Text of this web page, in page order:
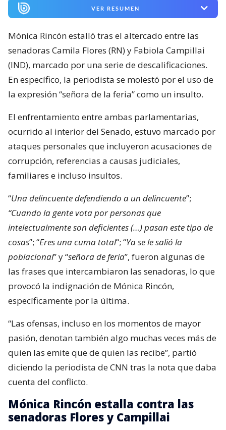
VER RESUMEN
Mónica Rincón estalló tras el altercado entre las
senadoras Camila Flores (RN) y Fabiola Campillai
(IND), marcado por una serie de descalificaciones.
En específico, la periodista se molestó por el uso de
la expresión “señora de la feria” como un insulto.
El enfrentamiento entre ambas parlamentarias,
ocurrido al interior del Senado, estuvo marcado por
ataques personales que incluyeron acusaciones de
corrupción, referencias a causas judiciales,
familiares e incluso insultos.
“Una delincuente defendiendo a un delincuente”;
“Cuando la gente vota por personas que
intelectualmente son deficientes (…) pasan este tipo de
cosas”; “Eres una cuma total“; “Ya se le salió la
poblacional” y “señora de feria”, fueron algunas de
las frases que intercambiaron las senadoras, lo que
provocó la indignación de Mónica Rincón,
específicamente por la última.
“Las ofensas, incluso en los momentos de mayor
pasión, denotan también algo muchas veces más de
quien las emite que de quien las recibe”, partió
diciendo la periodista de CNN tras la nota que daba
cuenta del conflicto.
Mónica Rincón estalla contra las
senadoras Flores y Campillai